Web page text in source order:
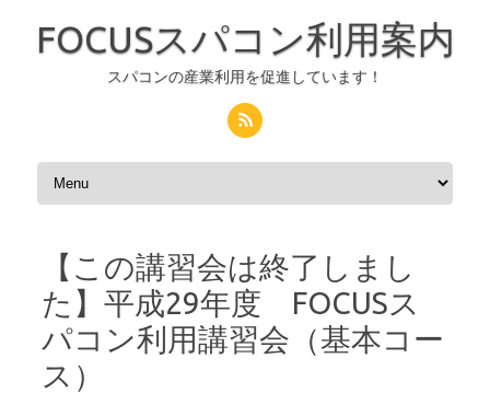
FOCUSスパコン利用案内
スパコンの産業利用を促進しています！
コンテンツへスキップ
【この講習会は終了しまし
た】平成29年度 FOCUSス
パコン利用講習会（基本コー
ス）